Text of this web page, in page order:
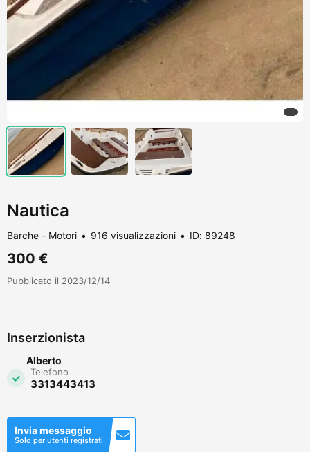
Nautica
Barche - Motori 916 visualizzazioni ID: 89248
300 €
Pubblicato il 2023/12/14
Inserzionista
Alberto
Telefono
3313443413
Invia messaggio
Solo per utenti registrati